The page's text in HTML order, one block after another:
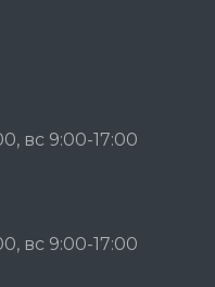
вс 9:00-17:00
вс 9:00-17:00